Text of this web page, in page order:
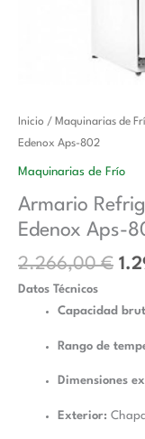
Inicio / Maquinarias de
Edenox Aps-802
Maquinarias de Frío
Armario
Edenox Aps-
2.266,00€
El
Datos Técnicos
Capacidad
Rango de
Dimensiones
Exterior:
Armario
Refrigerado
2
Ciegas
Edenox
802
cantidad